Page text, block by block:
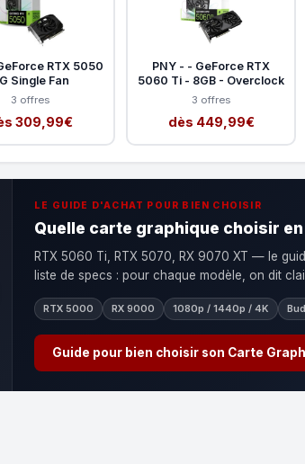
RTX 5050
Single Fan
3 offres
309,99€
PNY - - GeForce RTX
5060 Ti - 8GB - Overclock
3 offres
dès 449,99€
LE GUIDE D'ACHAT POUR BIEN CHOISIR
Quelle carte graphique choisir en
RTX 5060 Ti, RTX 5070, RX 9070 XT — le
liste de specs : pour chaque modèle, on dit
RTX 5000 RX 9000 1080p / 1440p / 4K
Guide pour bien choisir son Carte